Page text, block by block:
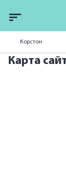
Корстон
Карта